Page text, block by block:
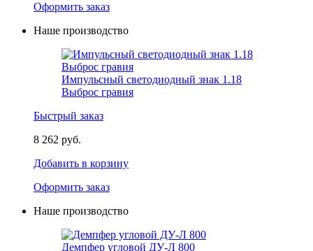
Оформить заказ
Наше производство
Импульсный светодиодный знак 1.18
Выброс гравия
Быстрый заказ
8 262 руб.
Добавить в корзину
Оформить заказ
Наше производство
Демпфер угловой ДУ-Л 800